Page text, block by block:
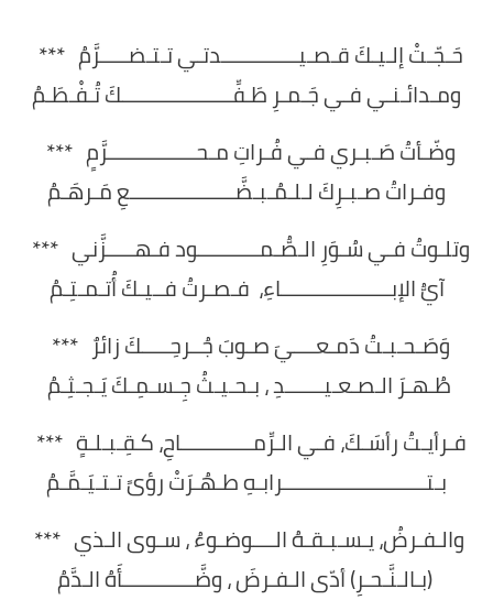
حَـجّـتْ إلـيـكَ قـصـيــــــــــــــدتـي تـتـضـــــرَّمُ ***
ومـدائـنـي فـي جَـمـرِ طَـفِّــــــــــــــــــــكَ تُـفْـطَـمُ
وضّـأتُ صَـبـري فـي فُـراتِ مـحــــــــــــــــرَّمٍ ***
وفـراتُ صـبـرِكَ لـلـمُـبـضَّـــــــــــــــــــعِ مَـرهَـمُ
وتلـوتُ فـي سُـوَرِ الـصُّـمـــــــــــود فـهـــــزَّني ***
آيُّ الإبــــــــــــــــــــاءِ، فـصـرتُ فــيـكَ أُتـمـتِـمُ
وَصَـحـبـتُ دَمـعــــيَ صـوبَ جُــرحِـــــكَ زائرٌ ***
طُـهـرَ الـصـعـيـــــــدِ ، بـحـيـثُ جِـسـمِـكَ يَـجـثِـمُ
فـرأيـتُ رأسَـكَ، فـي الـرِّمـــــــــــــاحِ، كـقِـبـلـةٍ ***
بـتــــــــــــــــــــــــــرابـهِ طـهُـرَتْ رؤىً تـتـيَـمَّـمُ
والـفـرضُ، يـسـبـقـهُ الــــوضـوءُ ، سـوى الـذي ***
(بـالـنَّـحـرِ) أدّى الـفـرضَ ، وضَّـــــــــــــأَهُ الـدَّمُ